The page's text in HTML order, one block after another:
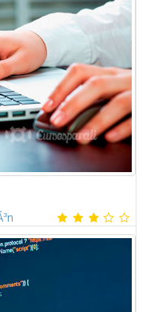
en documentos
documento
archivo...
ORIENTADA A LA
en cuanto al